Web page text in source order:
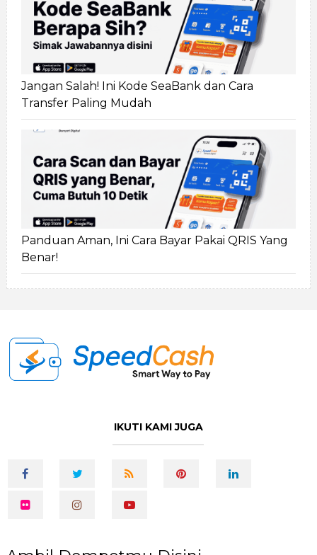
Jangan Salah! Ini Kode SeaBank dan Cara
Transfer Paling Mudah
Panduan Aman, Ini Cara Bayar Pakai QRIS Yang
Benar!
IKUTI KAMI JUGA